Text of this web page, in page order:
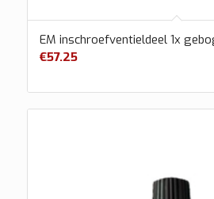
EM inschroefventieldeel 1x
€57.25